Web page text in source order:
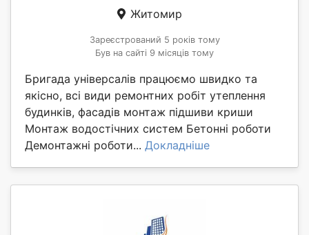
Житомир
Зареєстрований 5 років тому
Був на сайті 9 місяців тому
Бригада універсалів працюємо швидко та
якісно, всі види ремонтних робіт утеплення
будинків, фасадів монтаж підшиви криши
Монтаж водостічних систем Бетонні роботи
Демонтажні роботи... Докладніше